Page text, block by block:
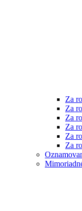
Za
Za
Za
Za
Za
Za